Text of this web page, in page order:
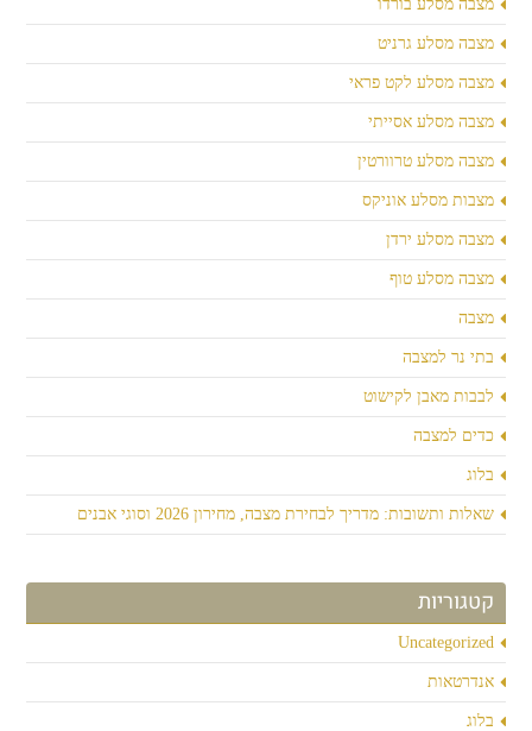
מצבה מסלע בורדו
מצבה מסלע גרניט
מצבה מסלע לקט פראי
מצבה מסלע אסייתי
מצבה מסלע טרוורטין
מצבות מסלע אוניקס
מצבה מסלע ירדן
מצבה מסלע טוף
מצבה
בתי נר למצבה
לבבות מאבן לקישוט
כדים למצבה
בלוג
שאלות ותשובות: מדריך לבחירת מצבה, מחירון 2026 וסוגי אבנים
קטגוריות
Uncategorized
אנדרטאות
בלוג